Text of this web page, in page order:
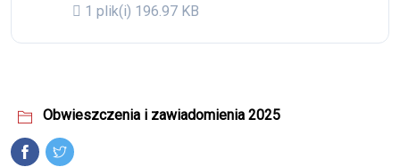
1 plik(i) 196.97 KB
Obwieszczenia i zawiadomienia 2025